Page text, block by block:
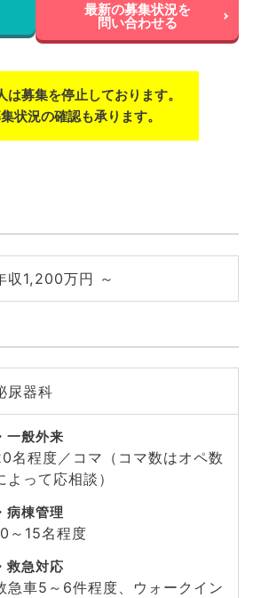
最新の募集状況を
問い合わせる
は募集を停止しております。
状況の確認も承ります。
収1,200万円 ～
尿器科
一般外来
名程度／コマ（コマ数はオペ数
よって応相談）
病棟管理
～15名程度
救急対応
急車5～6件程度、ウォークイン